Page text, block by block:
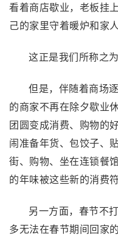
看着商店歇业，老板挂
己的家里守着暖炉和家
这正是我们所称之为
但是，伴随着商场
的商家不再在除夕歇业
团圆变成消费、购物的
闹准备年货、包饺子、
街、购物、坐在连锁餐
的年味被这些新的消费
另一方面，春节不
多无法在春节期间回家